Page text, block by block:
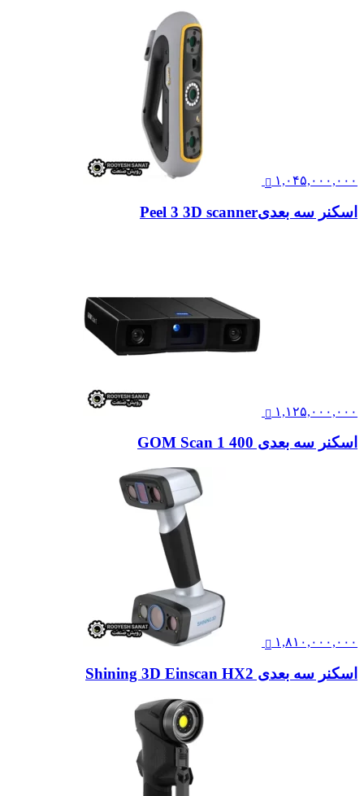
۱,۰۴۵,۰۰۰,۰۰۰
اسکنر سه بعدیPeel 3 3D scanner
۱,۱۲۵,۰۰۰,۰۰۰
اسکنر سه بعدی GOM Scan 1 400
۱,۸۱۰,۰۰۰,۰۰۰
اسکنر سه بعدی Shining 3D Einscan HX2